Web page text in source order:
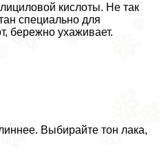
кислоты. Не так
специально для
бережно ухаживает.
Выбирайте тон лака,